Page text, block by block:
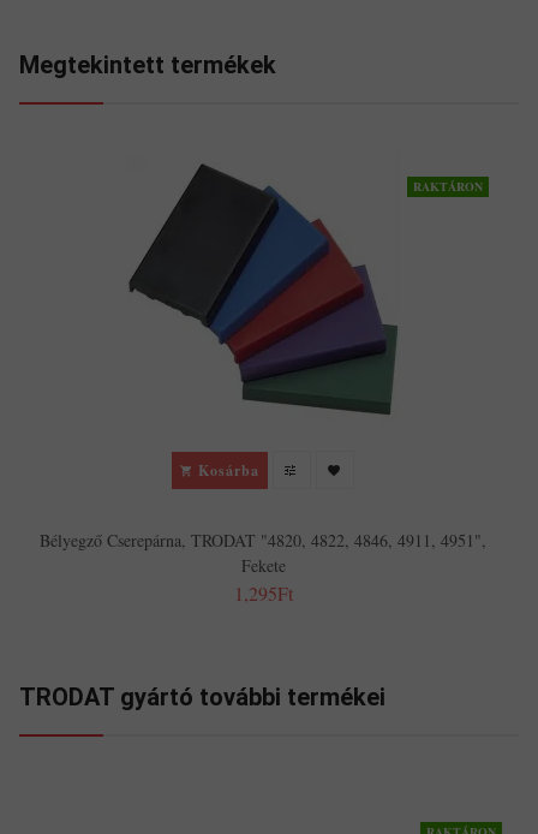
Megtekintett termékek
RAKTÁRON
Kosárba
Bélyegző Cserepárna, TRODAT "4820, 4822, 4846, 4911, 4951",
Fekete
1,295Ft
TRODAT gyártó további termékei